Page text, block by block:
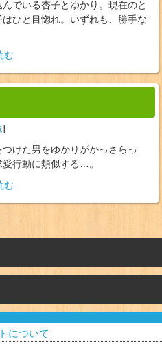
でいる杏子とゆかり。現在のと
ひと目惚れ。いずれも、勝手な
む
]
けた男をゆかりがかっさらっ
行動に類似する…。
む
について